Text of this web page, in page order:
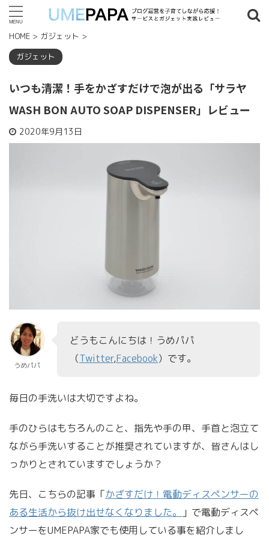
記事検索
タグ一覧
7歳以上(4) 8歳以上(4) 9歳以上(2) 18歳以上(1)
(9) Python(1)
ヒデ ゥンサイド
週間
ゥンサイド J.B.のゴースト研
究所を組み立てて遊んでみ
PNG/JPEGとして書き出す方
法！
HOME > ガジェット >
ガジェット
いつも清潔！手をかざすだけで泡が出る「サラヤ
WASH BON AUTO SOAP DISPENSER」レビュー
2020年9月13日
うめパパ
どうもこんにちは！うめパパ
（Twitter,Facebook）です。
毎日の手洗いは大切ですよね。
手のひらはもちろんのこと、指先や手の甲、手首と泡立て
ながら手洗いすることが推奨されていますが、皆さんはし
っかりとされていますでしょうか？
先日、こちらの記事「かざすだけ！電動ディスペンサーの
ある生活から抜け出せなくなりました。
」で電動ディスペ
ンサーをUMEPAPA家でも使用している事を紹介しまし